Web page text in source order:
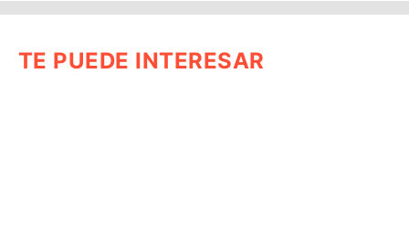
TE PUEDE INTERESAR